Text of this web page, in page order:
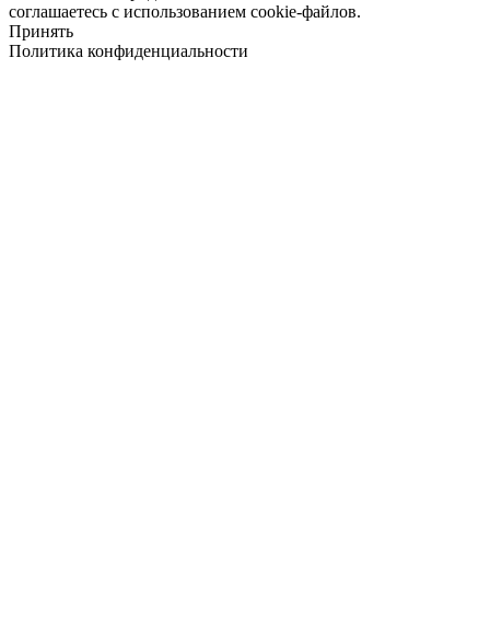
соглашаетесь с использованием cookie-файлов.
Принять
Политика конфиденциальности